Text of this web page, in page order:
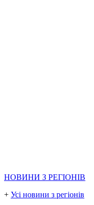
НОВИНИ З РЕГІОНІВ
+ Усі новини з регіонів